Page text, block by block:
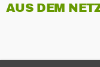
AUS DEM